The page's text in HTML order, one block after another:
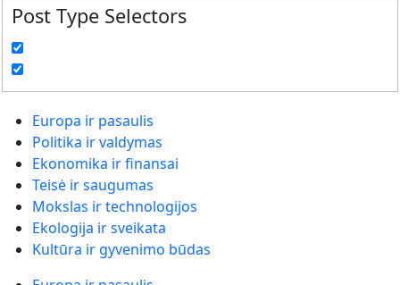
Post Type Selectors
Europa ir pasaulis
Politika ir valdymas
Ekonomika ir finansai
Teisė ir saugumas
Mokslas ir technologijos
Ekologija ir sveikata
Kultūra ir gyvenimo būdas